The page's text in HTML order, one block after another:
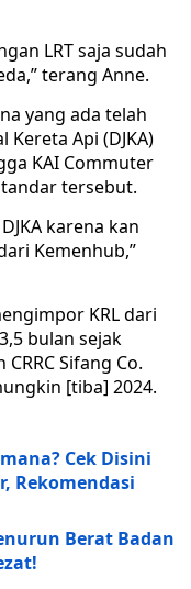
LRT saja sudah
terang Anne.
yang ada telah
Api (DJKA)
KAI Commuter
tersebut.
karena kan
Kemenhub,”
KRL dari
bulan sejak
Sifang Co.
[tiba] 2024.
Cek Disini
Rekomendasi
Berat Badan